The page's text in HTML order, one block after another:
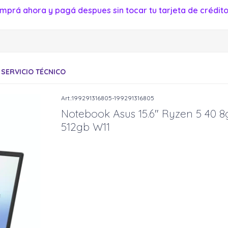
ahora y pagá despues sin tocar tu tarjeta de
SERVICIO TÉCNICO
199291316805-199291316805
Notebook Asus 15.6" Ryzen 5 40
512gb W11